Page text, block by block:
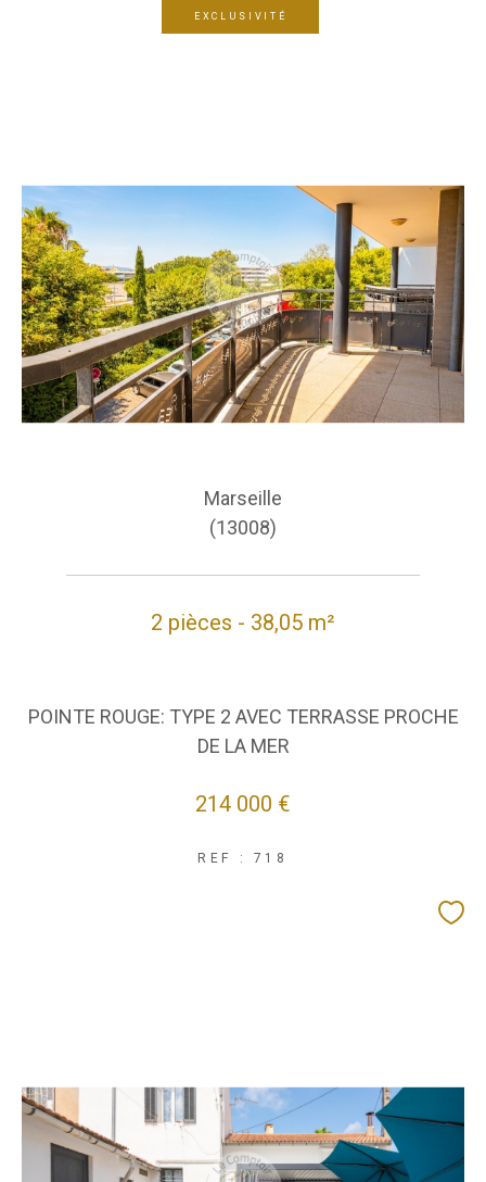
EXCLUSIVITÉ
Marseille
(13008)
2 pièces - 38,05 m²
POINTE ROUGE: TYPE 2 AVEC TERRASSE PROCHE
DE LA MER
214 000 €
REF : 718